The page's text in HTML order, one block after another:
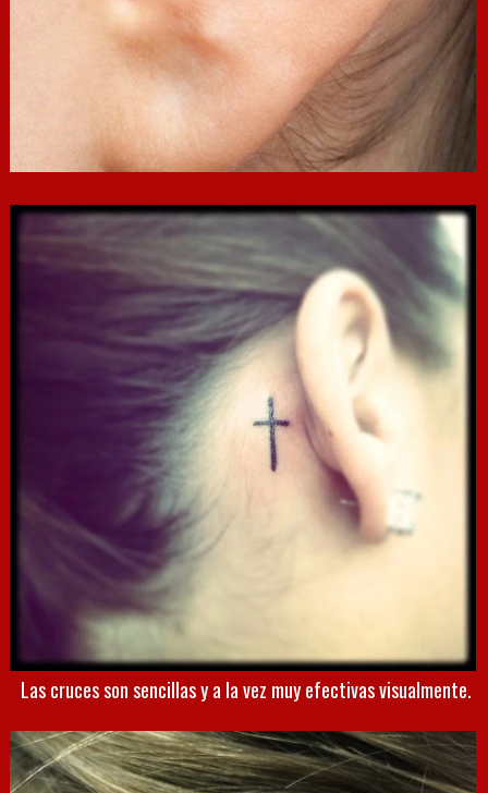
Las cruces son sencillas y a la vez muy efectivas visualmente.